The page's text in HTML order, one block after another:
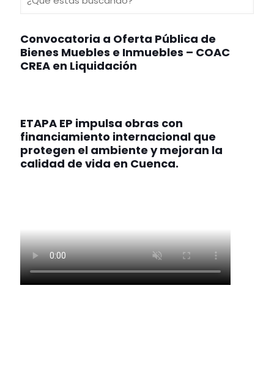
Convocatoria a Oferta Pública de
Bienes Muebles e Inmuebles – COAC
CREA en Liquidación
ETAPA EP impulsa obras con
financiamiento internacional que
protegen el ambiente y mejoran la
calidad de vida en Cuenca.